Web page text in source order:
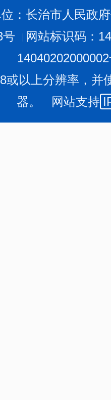
：长治市人民政
号
网站标识码：
或以上分辨率，并
器。 网站支持